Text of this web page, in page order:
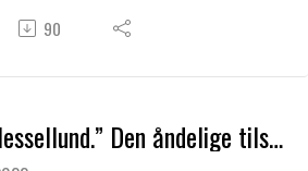
90
Dan Hessellund.” Den åndelige tilstand i Danmark og Norge.”